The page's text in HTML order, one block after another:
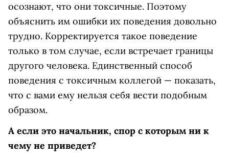
осознают, что они токсичные. Поэтому
объяснить им ошибки их поведения довольно
трудно. Корректируется такое поведение
только в том случае, если встречает границы
другого человека. Единственный способ
поведения с токсичным коллегой — показать,
что с вами ему нельзя себя вести подобным
образом.
А если это начальник, спор с которым ни к
чему не приведет?